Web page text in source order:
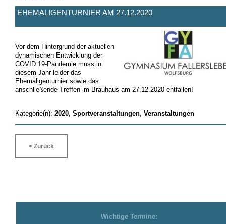
EHEMALIGENTURNIER AM 27.12.2020
Vor dem Hintergrund der aktuellen
dynamischen Entwicklung der
COVID 19-Pandemie muss in
diesem Jahr leider das
Ehemaligenturnier sowie das
anschließende Treffen im Brauhaus am 27.12.2020 entfallen!
Kategorie(n): 2020, Sportveranstaltungen, Veranstaltungen
< Zurück
Wichtige Termine: